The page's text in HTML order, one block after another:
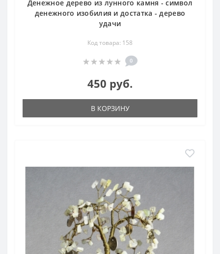
Денежное дерево из лунного камня - символ
денежного изобилия и достатка - дерево
удачи
Код товара: 158
0
450 руб.
В КОРЗИНУ